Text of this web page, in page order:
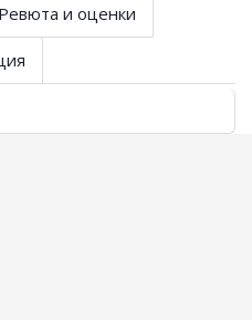
Ревюта и оценки